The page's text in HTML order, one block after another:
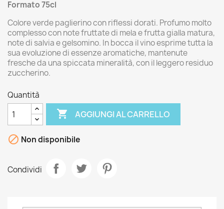
Formato 75cl
Colore verde paglierino con riflessi dorati. Profumo molto
complesso con note fruttate di mela e frutta gialla matura,
note di salvia e gelsomino. In bocca il vino esprime tutta la
sua evoluzione di essenze aromatiche, mantenute
fresche da una spiccata mineralità, con il leggero residuo
zuccherino.
Quantità
 AGGIUNGI AL CARRELLO
 Non disponibile
Condividi